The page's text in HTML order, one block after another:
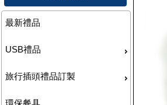
最新禮品
USB禮品
旅行插頭禮品訂製
環保餐具